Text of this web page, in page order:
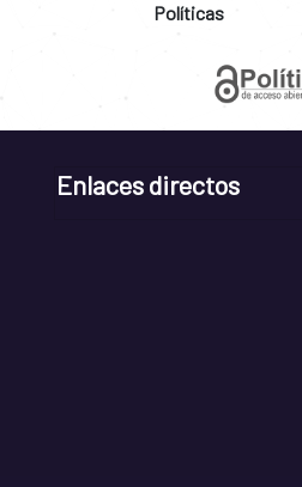
Políticas
Enlaces directos